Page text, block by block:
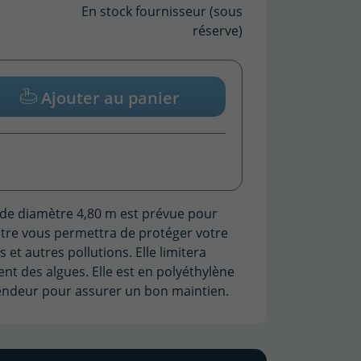
En stock fournisseur (sous
réserve)
Ajouter au panier
diamètre 4,80 m est prévue pour
vous permettra de protéger votre
et autres pollutions. Elle limitera
des algues. Elle est en polyéthylène
pour assurer un bon maintien.